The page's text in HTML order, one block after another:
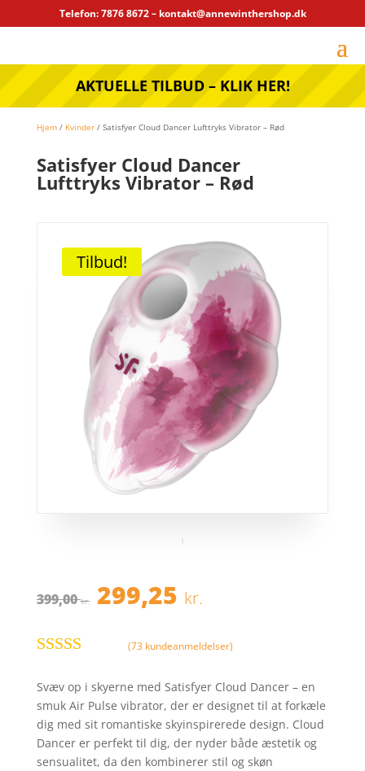
Telefon: 7876 8672 – kontakt@annewinthershop.dk
AKTUELLE TILBUD – KLIK HER!
Hjem/ Kvinder/ Satisfyer Cloud Dancer Lufttryks Vibrator – Rød
Satisfyer Cloud Dancer
Lufttryks Vibrator – Rød
Tilbud!
399,00kr. Den
oprindelige
var:
299,25 kr.
er:
som3.9
ud af 5
baseret på
kundebed
ømmelser
(73kundeanmeldelser)
Svæv op i skyerne med Satisfyer Cloud Dancer – en
smuk Air Pulse vibrator, der er designet til at forkæle
dig med sit romantiske skyinspirerede design. Cloud
Dancer er perfekt til dig, der nyder både æstetik og
sensualitet, da den kombinerer stil og skøn